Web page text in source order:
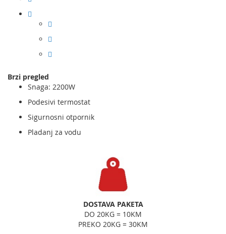
Brzi pregled
Snaga: 2200W
Podesivi termostat
Sigurnosni otpornik
Pladanj za vodu
DOSTAVA PAKETA
DO 20KG = 10KM
PREKO 20KG = 30KM